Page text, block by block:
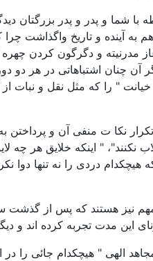
شما و پدر و پدر بزرگتان
آینده و تاریخ واگذاشت چرا
مدرنیته و دگرگون کردن چهره
چنان اشتباهاتی در هر دو
" را که مثل نقل و نبات
نکا ت منفی آن و پرداختن
" اینکه خلایق هر چه
هیچکدام دردی را نه تنها دوا
مهم نیز هستند که پس از گذشت
این مدت تجربه کرده اند و
الهی " هیچکدام جائی را در